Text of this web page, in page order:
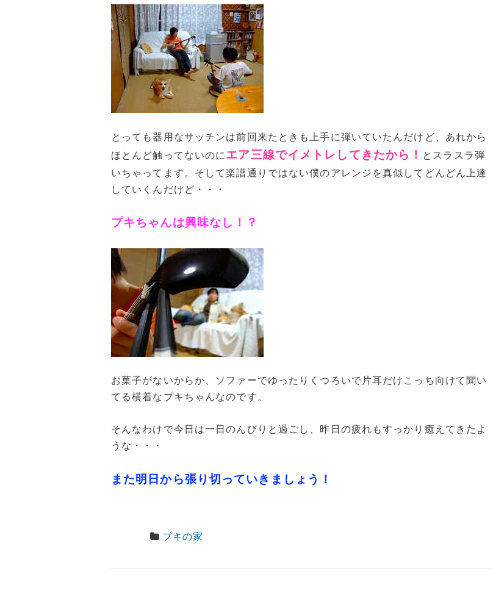
とっても器用なサッチンは前回来たときも上手に弾いていたんだけど、あれから
ほとんど触ってないのに エア三線でイメトレしてきたから！ とスラスラ弾
いちゃってます。そして楽譜通りではない僕のアレンジを真似してどんどん上達
していくんだけど・・・
プキちゃんは興味なし！？
お菓子がないからか、ソファーでゆったりくつろいで片耳だけこっち向けて聞い
てる横着なプキちゃんなのです。
そんなわけで今日は一日のんびりと過ごし、昨日の疲れもすっかり癒えてきたよ
うな・・・
また明日から張り切っていきましょう！
プキの家